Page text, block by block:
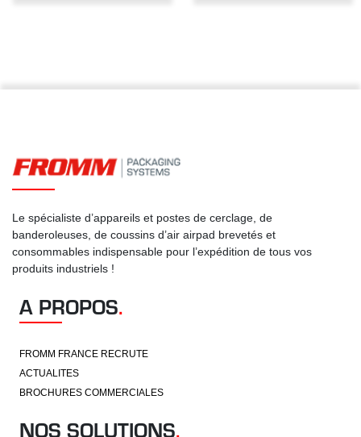
Le spécialiste d’appareils et postes de cerclage, de
banderoleuses, de coussins d’air airpad brevetés et
consommables indispensable pour l’expédition de tous vos
produits industriels !
A PROPOS.
FROMM FRANCE RECRUTE
ACTUALITES
BROCHURES COMMERCIALES
NOS SOLUTIONS.